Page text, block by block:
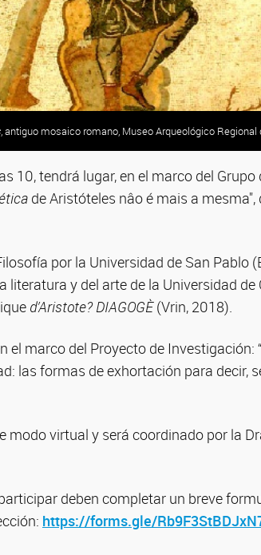
, antiguo mosaico romano, Museo Arqueológico Regional
10, tendrá lugar, en el marco del
de Aristóteles nâo é mais a
por la Universidad de San Pablo
literatura y del arte de la Universidad
d’Aristote? DIAGOGÈ(Vrin, 2018).
el marco del Proyecto de Investigación:
las formas de exhortación para decir,
modo virtual y será coordinado por la
deben completar un breve
https://forms.gle/